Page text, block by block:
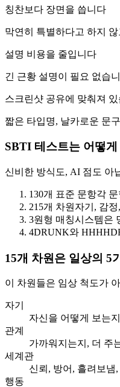
칭찬보다 장면을 씁니다
막연히 특별하다고 하지
설명 비용을 줄입니다
긴 근황 설명이 필요 없습
스크린샷 공유에 맞춰져
짧은 타입명, 날카로운 문
SBTI 테스트는 어떻
신비한 방식도, AI 점도 아
130개 표준 문항각
215개 차원 자기, 감
3원형 매칭시스템은
4DRUNK와 HHHH
15개 차원은 일상의 5
이 차원들은 임상 척도가
자기
자신을 어떻게 보는
관계
가까워지는지, 더 주
세계관
신뢰, 방어, 흘려보냄
행동